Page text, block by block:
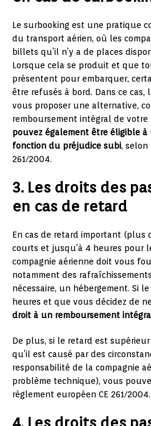
Le surbooking est une pratique
du transport aérien, où les
billets qu’il n’y a de places
Lorsque cela se produit et que
présentent pour embarquer,
être refusés à bord. Dans ce cas,
vous proposer une alternative,
remboursement intégral de
pouvez également être éligible à
fonction du préjudice subi, selon
261/2004.
3. Les droits des
en cas de retard
En cas de retard important (plus
courts et jusqu’à 4 heures pour
compagnie aérienne doit vous
notamment des
nécessaire, un hébergement. Si
heures et que vous décidez de
droit à un remboursement
De plus, si le retard est supérieur
qu’il est causé par des
responsabilité de la compagnie
problème technique), vous
règlement européen CE 261/2004.